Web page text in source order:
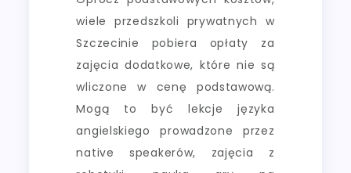
wiele przedszkoli prywatnych w
Szczecinie pobiera opłaty za
zajęcia dodatkowe, które nie są
wliczone w cenę podstawową.
Mogą to być lekcje języka
angielskiego prowadzone przez
native speakerów, zajęcia z